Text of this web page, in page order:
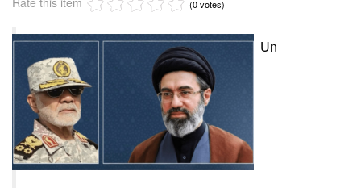
(0 votes)
Un